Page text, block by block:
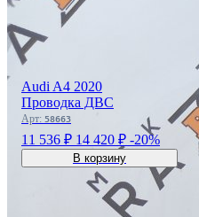
Audi A4 2020
Проводка ДВС
Арт: 58663
11 536 ₽ 14 420 ₽ -20%
В корзину